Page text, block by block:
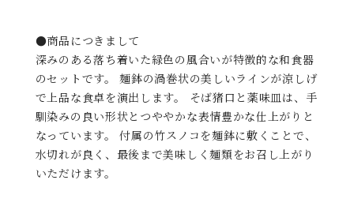
●商品につきまして
深みのある落ち着いた緑色の風合いが特徴的な和食器
のセットです。 麺鉢の渦巻状の美しいラインが涼しげ
で上品な食卓を演出します。 そば猪口と薬味皿は、手
馴染みの良い形状とつややかな表情豊かな仕上がりと
なっています。 付属の竹スノコを麺鉢に敷くことで、
水切れが良く、最後まで美味しく麺類をお召し上がり
いただけます。